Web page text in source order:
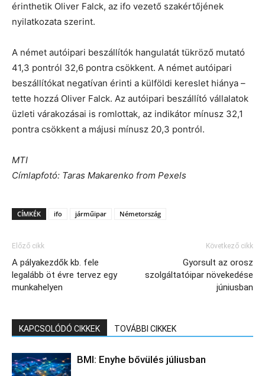
érinthetik Oliver Falck, az ifo vezető szakértőjének
nyilatkozata szerint.
A német autóipari beszállítók hangulatát tükröző mutató
41,3 pontról 32,6 pontra csökkent. A német autóipari
beszállítókat negatívan érinti a külföldi kereslet hiánya –
tette hozzá Oliver Falck. Az autóipari beszállító vállalatok
üzleti várakozásai is romlottak, az indikátor mínusz 32,1
pontra csökkent a májusi mínusz 20,3 pontról.
MTI
Címlapfotó: Taras Makarenko from Pexels
CÍMKÉK ifo járműipar Németország
Előző cikk
A pályakezdők kb. fele
legalább öt évre tervez egy
munkahelyen
Következő cikk
Gyorsult az orosz
szolgáltatóipar növekedése
júniusban
KAPCSOLÓDÓ CIKKEK TOVÁBBI CIKKEK
BMI: Enyhe bővülés júliusban